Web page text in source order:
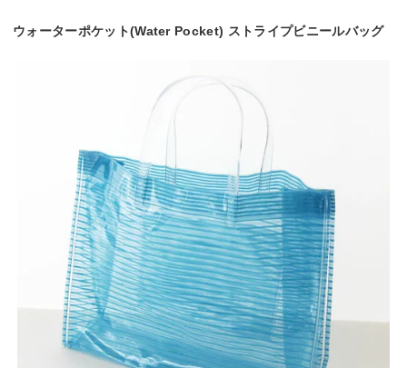
ウォーターポケット(Water Pocket) ストライプビニールバッグ